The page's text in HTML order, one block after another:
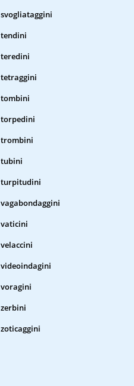
svogliataggini
tendini
teredini
tetraggini
tombini
torpedini
trombini
tubini
turpitudini
vagabondaggini
vaticini
velaccini
videoindagini
voragini
zerbini
zoticaggini